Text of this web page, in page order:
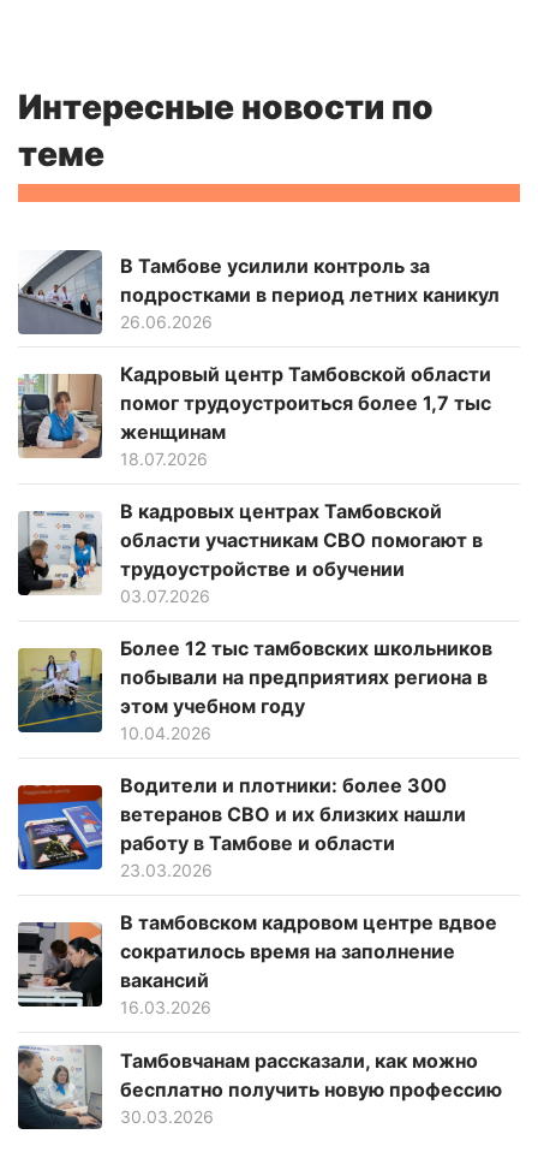
Интересные новости по
теме
В Тамбове усилили контроль за
подростками в период летних каникул
26.06.2026
Кадровый центр Тамбовской области
помог трудоустроиться более 1,7 тыс
женщинам
18.07.2026
В кадровых центрах Тамбовской
области участникам СВО помогают в
трудоустройстве и обучении
03.07.2026
Более 12 тыс тамбовских школьников
побывали на предприятиях региона в
этом учебном году
10.04.2026
Водители и плотники: более 300
ветеранов СВО и их близких нашли
работу в Тамбове и области
23.03.2026
В тамбовском кадровом центре вдвое
сократилось время на заполнение
вакансий
16.03.2026
Тамбовчанам рассказали, как можно
бесплатно получить новую профессию
30.03.2026